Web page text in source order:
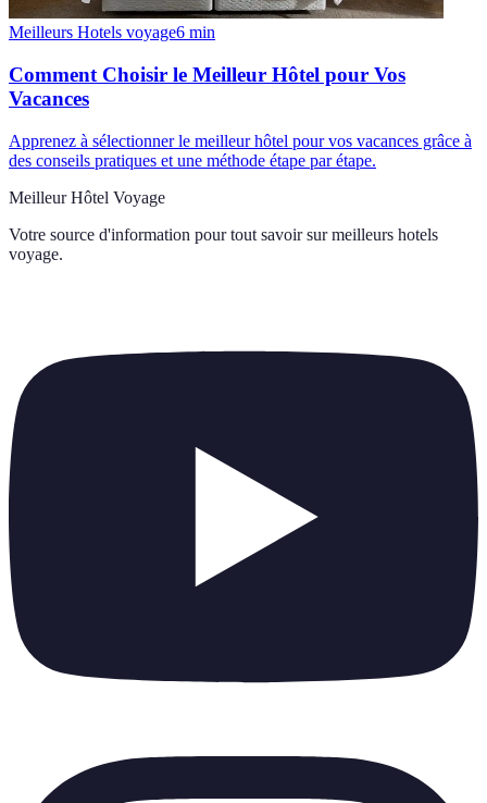
Meilleurs Hotels voyage6 min
Comment Choisir le Meilleur Hôtel pour Vos
Vacances
Apprenez à sélectionner le meilleur hôtel pour vos vacances grâce à
des conseils pratiques et une méthode étape par étape.
Meilleur Hôtel Voyage
Votre source d'information pour tout savoir sur meilleurs hotels
voyage.